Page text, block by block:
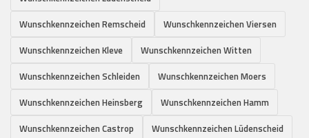
Wunschkennzeichen Remscheid
Wunschkennzeichen Viersen
Wunschkennzeichen Kleve
Wunschkennzeichen Witten
Wunschkennzeichen Schleiden
Wunschkennzeichen Moers
Wunschkennzeichen Heinsberg
Wunschkennzeichen Hamm
Wunschkennzeichen Castrop
Wunschkennzeichen Lüdenscheid